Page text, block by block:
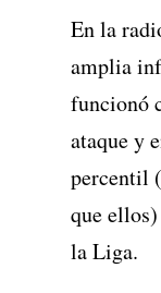
En la
amplia
funcionó
ataque y
percentil
que
la Liga.